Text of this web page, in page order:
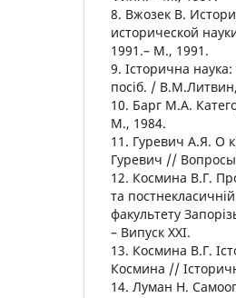
8. Вжозек В.
исторической
1991.– М., 1991.
9. Історична
посіб. / В.М.Литвин,
10. Барг М.А.
М., 1984.
11. Гуревич А.Я. О
Гуревич //
12. Космина В.Г.
та
факультету
– Випуск ХХІ.
13. Космина В.Г.
Космина //
14. Луман Н.